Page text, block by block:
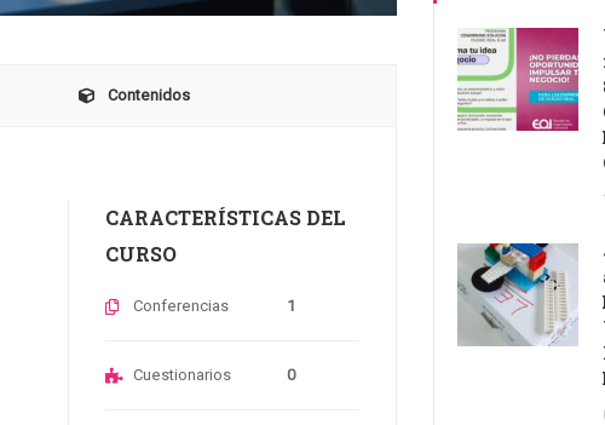
Contenidos
CARACTERÍSTICAS DEL
CURSO
Conferencias 1
Cuestionarios 0